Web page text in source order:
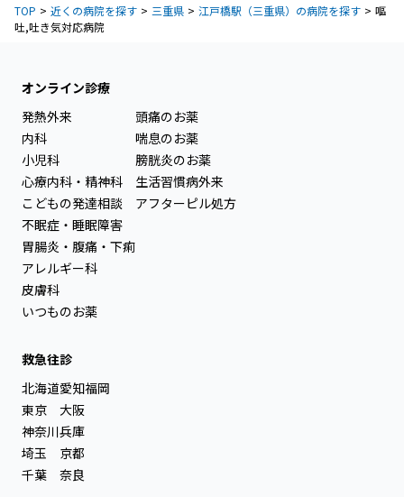
TOP 近くの病院を探す 三重県 江戸橋駅（三重県）の病院を探す
嘔
吐,吐き気対応病院
オンライン診療
発熱外来
内科
小児科
心療内科・精神科
こどもの発達相談
不眠症・睡眠障害
胃腸炎・腹痛・下痢
アレルギー科
皮膚科
いつものお薬
頭痛のお薬
喘息のお薬
膀胱炎のお薬
生活習慣病外来
アフターピル処方
救急往診
北海道
東京
神奈川
埼玉
千葉
愛知
大阪
兵庫
京都
奈良
福岡